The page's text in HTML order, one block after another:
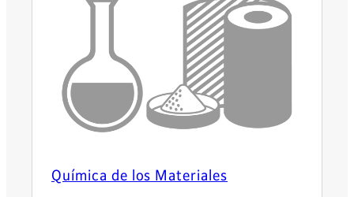
Química de los Materiales